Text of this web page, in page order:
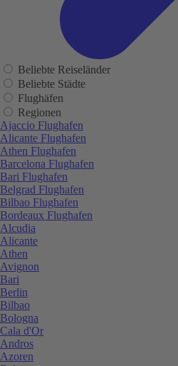
Beliebte Reiseländer
Beliebte Städte
Flughäfen
Regionen
Ajaccio Flughafen
Alicante Flughafen
Athen Flughafen
Barcelona Flughafen
Bari Flughafen
Belgrad Flughafen
Bilbao Flughafen
Bordeaux Flughafen
Alcudia
Alicante
Athen
Avignon
Bari
Berlin
Bilbao
Bologna
Cala d'Or
Andros
Azoren